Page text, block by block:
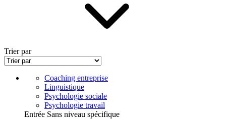
Trier par
Coaching entreprise
Linguistique
Psychologie sociale
Psychologie travail
Entrée Sans niveau spécifique